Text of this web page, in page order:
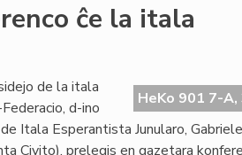
ĉe la itala
HeKo 901 7-A,
de la itala
d-ino
Itala Esperantista Junularo,
Civito), prelegis en gazetara